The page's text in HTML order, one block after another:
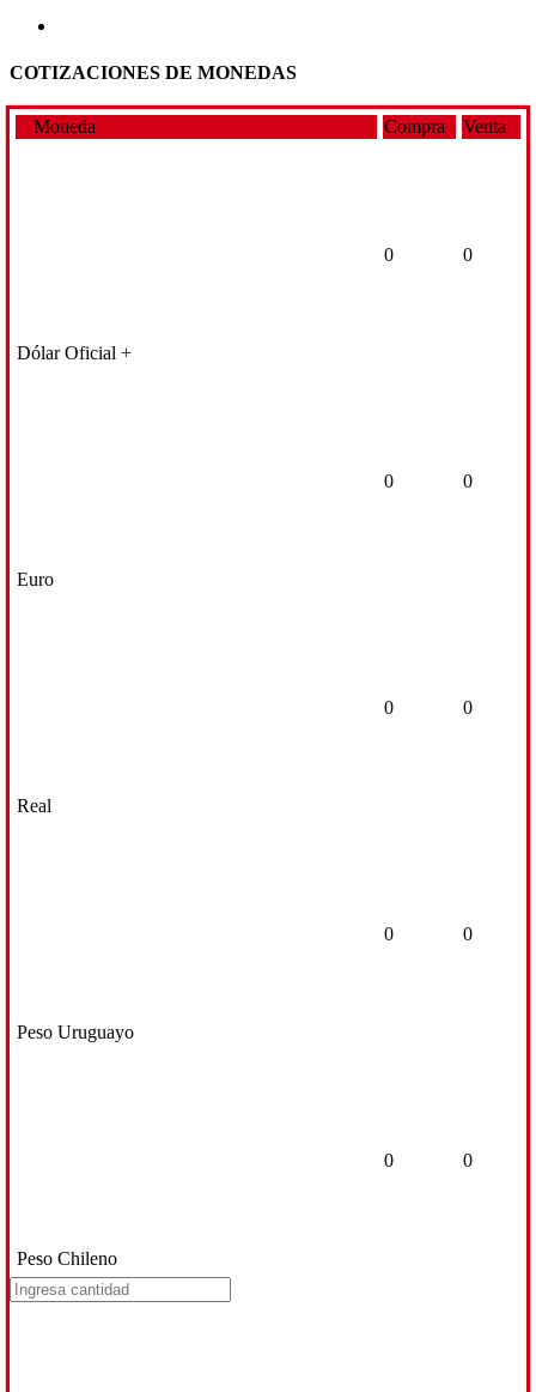
COTIZACIONES DE MONEDAS
Moneda Compra Venta
Dólar Oficial +
0 0
Euro
0 0
Real
0 0
Peso Uruguayo
0 0
Peso Chileno
0 0